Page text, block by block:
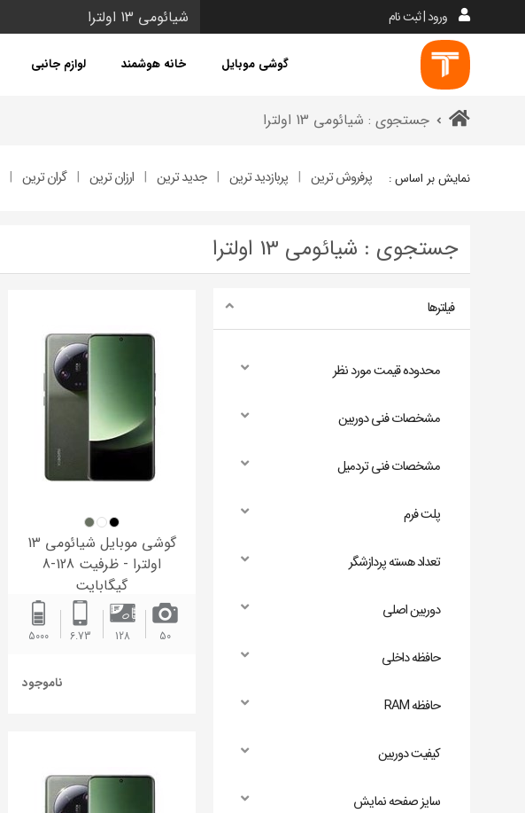
ورود | ثبت نام
گوشی موبایل خانه هوشمند لوازم جانبی
جستجوی : شیائومی 13 اولترا
نمایش بر اساس : پرفروش ترین پربازدید ترین جدید ترین ارزان ترین گران ترین
جستجوی : شیائومی 13 اولترا
فیلترها
محدوده قیمت مورد نظر
مشخصات فنی دوربین
مشخصات فنی تردمیل
پلت فرم
تعداد هسته پردازشگر
دوربین اصلی
حافظه داخلی
حافظه RAM
کیفیت دوربین
سایز صفحه نمایش
گوشی موبایل شیائومی 13
اولترا - ظرفیت 128-8
گیگابایت
50
128
6.73
5000
ناموجود